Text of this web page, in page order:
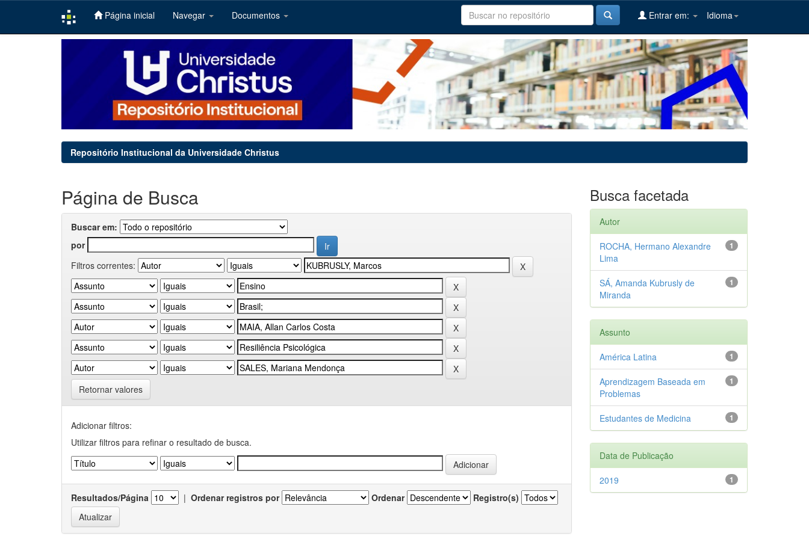
Página inicial Navegar Documentos Idioma
Entrar em:
Repositório Institucional da Universidade Christus
Página de Busca
Buscar em:
por
Filtros correntes:
Retornar valores
Adicionar filtros:
Utilizar filtros para refinar o resultado de busca.
Resultados/Página | Ordenar registros por Ordenar Registro(s)
Busca facetada
Autor
1
ROCHA, Hermano Alexandre
Lima
1
SÁ, Amanda Kubrusly de
Miranda
Assunto
1
América Latina
1
Aprendizagem Baseada em
Problemas
1
Estudantes de Medicina
Data de Publicação
1
2019